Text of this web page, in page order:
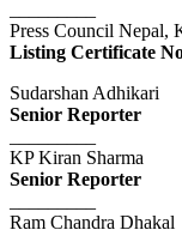
Press Council Nepal,
Listing Certificate
Sudarshan Adhikari
Senior Reporter
KP Kiran Sharma
Senior Reporter
Ram Chandra Dhakal